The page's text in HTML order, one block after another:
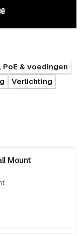
& voedingen
Verlichting
Mount